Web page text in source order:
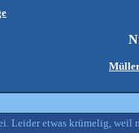
Leider etwas krümelig, weil